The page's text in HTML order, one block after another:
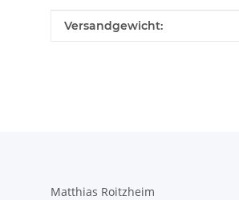
Produkteigenschaft
Wert
Versandgewicht:
Matthias Roitzheim